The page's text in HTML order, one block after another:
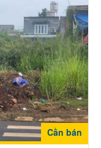
Cần bán